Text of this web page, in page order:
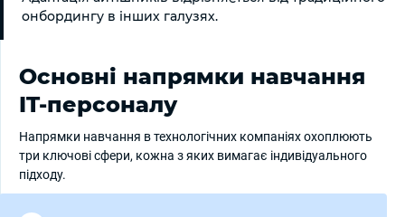
онбордингу в інших галузях.
Основні напрямки навчання
IT-персоналу
Напрямки навчання в технологічних компаніях охоплюють
три ключові сфери, кожна з яких вимагає індивідуального
підходу.